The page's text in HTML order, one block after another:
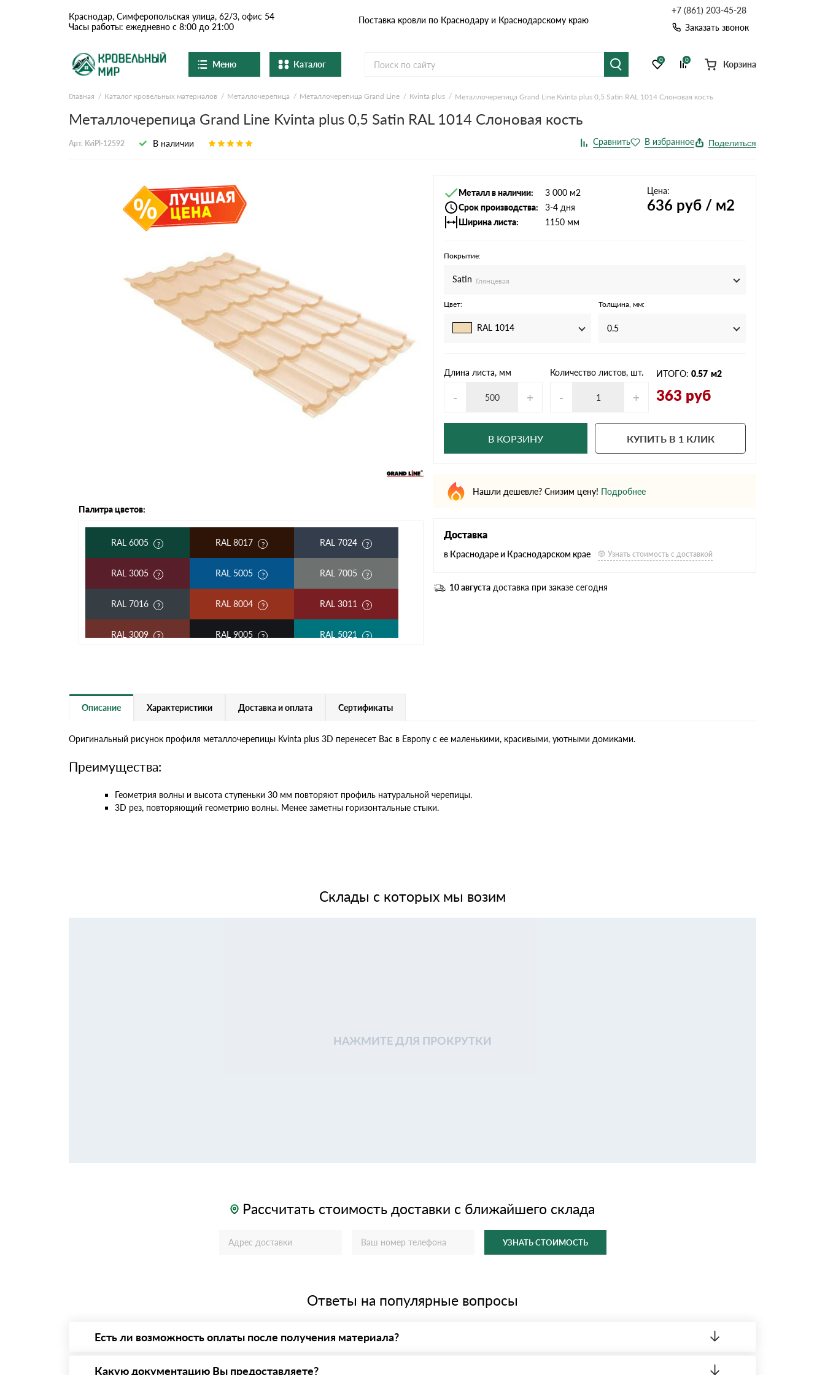
Поставка кровли по Краснодару и Краснодарскому краю
Краснодар, Симферопольская улица, 62/3, офис 54
Часы работы: ежедневно с 8:00 до 21:00
+7 (861) 203-45-28
Заказать звонок
Меню
О компании
Доставка и оплата
Вопросы-ответы
Контакты
Каталог
Ондулин и шифер Металлочерепица Гибкая черепица Рулонная кровля
Натуральная керамическая
Доборные элементы
Черепица Ондулин Ондулин Смарт
Шифер
Шифер плоский Шифер для грядок
Шифер 7-волновой
0 0 Корзина
Главная Каталог кровельных материалов Металлочерепица Металлочерепица Grand Line Kvinta plus Металлочерепица Grand Line Kvinta plus 0,5 Satin RAL 1014 Слоновая кость
Металлочерепица Grand Line Kvinta plus 0,5 Satin RAL 1014 Слоновая кость
Арт. KviPl-12592 В наличии Поделиться
Палитра цветов:
RAL 6005 RAL 8017 RAL 7024
RAL 3005 RAL 5005 RAL 7005
RAL 7016 RAL 8004 RAL 3011
RAL 3009 RAL 9005 RAL 5021
RAL 3003
Металл в наличии
3 000 м2
Срок производства
3-4 дня
Ширина листа
1150 мм
Цена:
636 руб / м2
Покрытие:
Satin Глянцевая
Цвет:
RAL 1014
Толщина, мм:
0.5
Длина листа, мм
- +
Количество листов, шт.
- +
ИТОГО: 0.57 м2
363 руб
В КОРЗИНУ КУПИТЬ В 1 КЛИК
Нашли дешевле? Снизим цену! Подробнее
Доставка
в Краснодаре и Краснодарском крае Узнать стоимость с доставкой
10 августа доставка при заказе сегодня
Описание Характеристики Доставка и оплата Сертификаты
Оригинальный рисунок профиля металлочерепицы Kvinta plus 3D перенесет Вас в Европу с ее маленькими, красивыми, уютными домиками.
Преимущества:
Геометрия волны и высота ступеньки 30 мм повторяют профиль натуральной черепицы.
3D рез, повторяющий геометрию волны. Менее заметны горизонтальные стыки.
Склады с которых мы возим
НАЖМИТЕ ДЛЯ ПРОКРУТКИ
Рассчитать стоимость доставки с ближайшего склада
УЗНАТЬ СТОИМОСТЬ
Ответы на популярные вопросы
Есть ли возможность оплаты после получения материала?
то Вы вправе от него отказаться.
Какую документацию Вы предоставляете?